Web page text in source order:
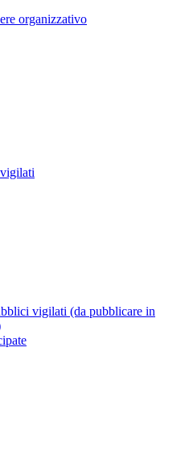
organizzativo
vigilati (da pubblicare in